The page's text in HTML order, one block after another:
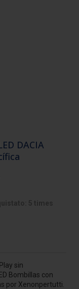
DACIA
sin
Bombillas con
por Xenonpertutti.